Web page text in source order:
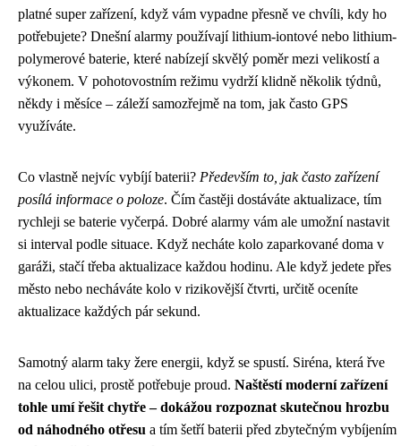
platné super zařízení, když vám vypadne přesně ve chvíli, kdy ho
potřebujete? Dnešní alarmy používají lithium-iontové nebo lithium-
polymerové baterie, které nabízejí skvělý poměr mezi velikostí a
výkonem. V pohotovostním režimu vydrží klidně několik týdnů,
někdy i měsíce – záleží samozřejmě na tom, jak často GPS
využíváte.
Co vlastně nejvíc vybíjí baterii? Především to, jak často zařízení
posílá informace o poloze. Čím častěji dostáváte aktualizace, tím
rychleji se baterie vyčerpá. Dobré alarmy vám ale umožní nastavit
si interval podle situace. Když necháte kolo zaparkované doma v
garáži, stačí třeba aktualizace každou hodinu. Ale když jedete přes
město nebo necháváte kolo v rizikovější čtvrti, určitě oceníte
aktualizace každých pár sekund.
Samotný alarm taky žere energii, když se spustí. Siréna, která řve
na celou ulici, prostě potřebuje proud. Naštěstí moderní zařízení
tohle umí řešit chytře – dokážou rozpoznat skutečnou hrozbu
od náhodného otřesu a tím šetří baterii před zbytečným vybíjením